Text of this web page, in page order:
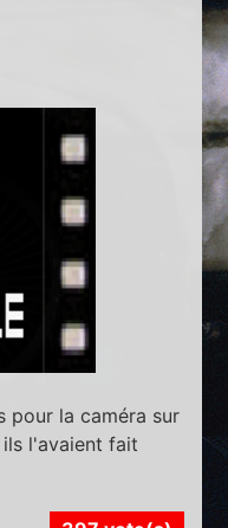
pour la caméra sur
l'avaient fait